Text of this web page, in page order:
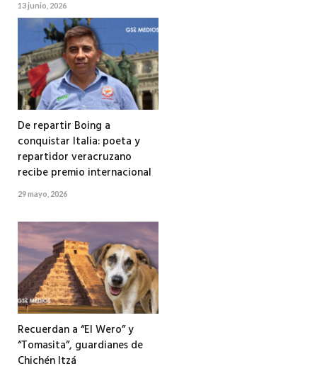
13 junio, 2026
De repartir Boing a
conquistar Italia: poeta y
repartidor veracruzano
recibe premio internacional
29 mayo, 2026
Recuerdan a “El Wero” y
“Tomasita”, guardianes de
Chichén Itzá